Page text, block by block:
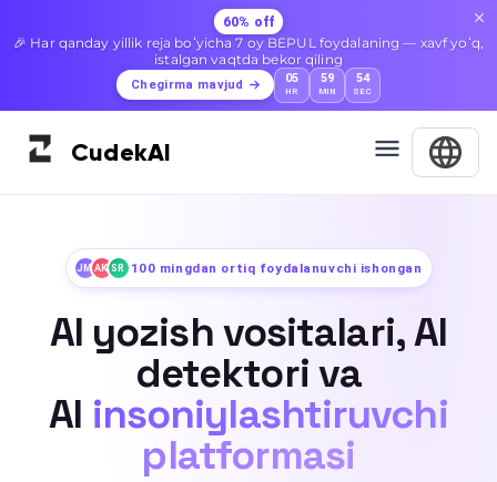
60% off
🎉 Har qanday yillik reja boʻyicha 7 oy BEPUL foydalaning — xavf yoʻq,
istalgan vaqtda bekor qiling
Chegirma mavjud 05
HR
59
MIN
52
SEC
CudekAI
JMAKSR 100 mingdan ortiq foydalanuvchi ishongan
AI yozish vositalari, AI
detektori va
AI insoniylashtiruvchi
platformasi